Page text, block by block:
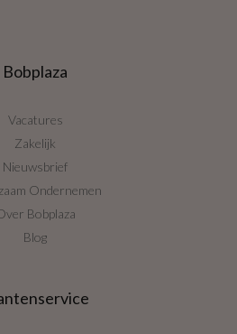
Bobplaza
Vacatures
Zakelijk
Nieuwsbrief
Ondernemen
Bobplaza
Blog